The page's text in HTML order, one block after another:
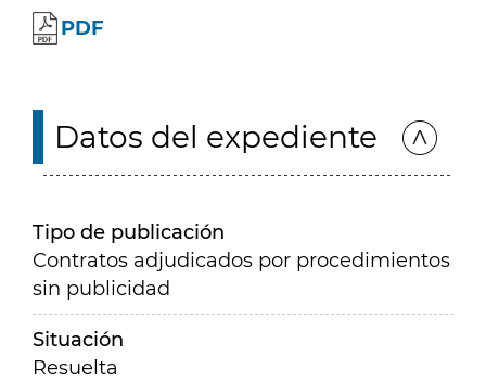
PDF
Datos del expediente
Tipo de publicación
Contratos adjudicados por procedimientos
sin publicidad
Situación
Resuelta